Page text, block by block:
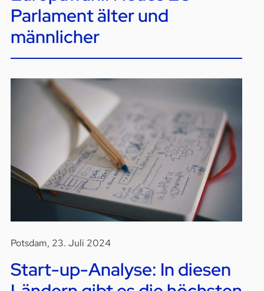
Parlament älter und
männlicher
Potsdam, 23. Juli 2024
Start-up-Analyse: In diesen